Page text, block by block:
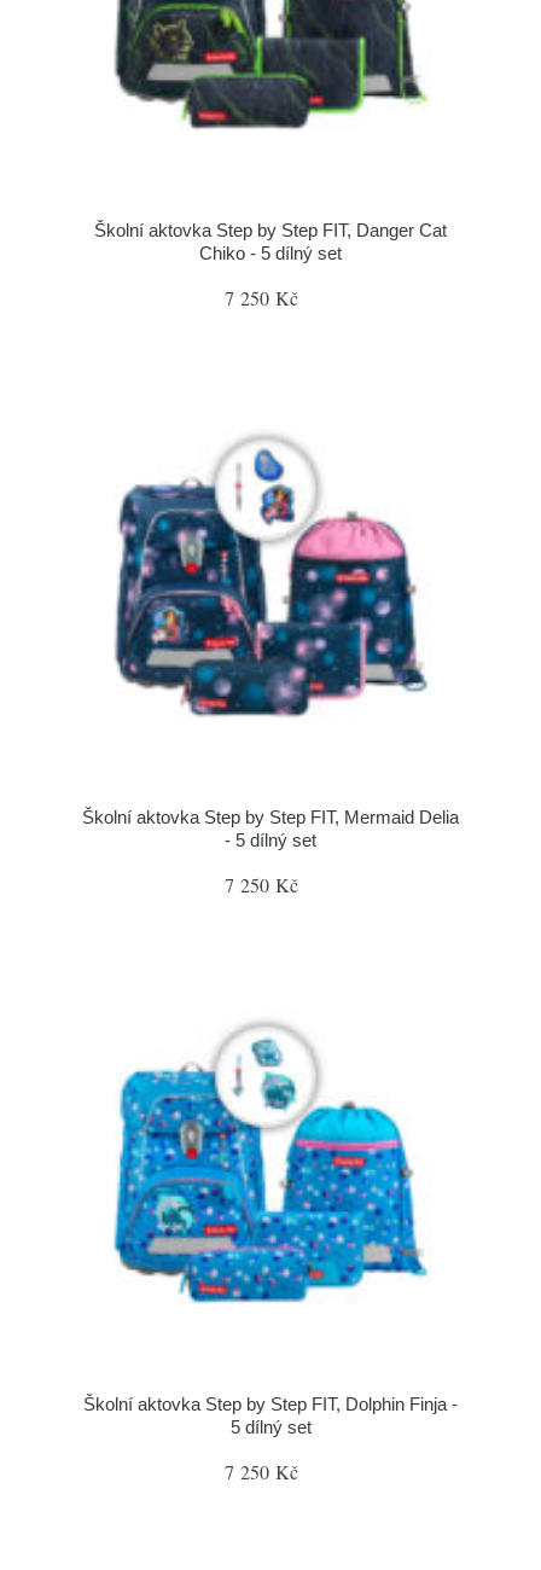
Školní aktovka Step by Step FIT, Danger Cat
Chiko - 5 dílný set
7 250 Kč
Školní aktovka Step by Step FIT, Mermaid Delia
- 5 dílný set
7 250 Kč
Školní aktovka Step by Step FIT, Dolphin Finja -
5 dílný set
7 250 Kč